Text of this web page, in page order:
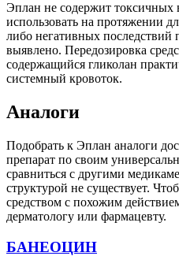
Эплан не содержит токсичных
использовать на протяжении
либо негативных последствий
выявлено. Передозировка
содержащийся гликолан
системный кровоток.
Аналоги
Подобрать к Эплан аналоги
препарат по своим
сравниться с другими
структурой не существует.
средством с похожим
дерматологу или фармацевту.
БАНЕОЦИН